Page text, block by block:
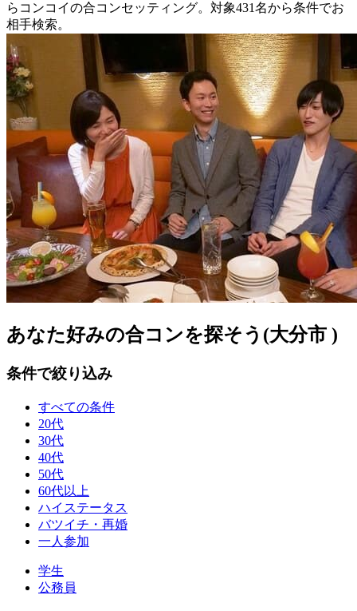
らコンコイの合コンセッティング。対象431名から条件でお
相手検索。
あなた好みの合コンを探そう(大分市 )
条件で絞り込み
すべての条件
20代
30代
40代
50代
60代以上
ハイステータス
バツイチ・再婚
一人参加
学生
公務員